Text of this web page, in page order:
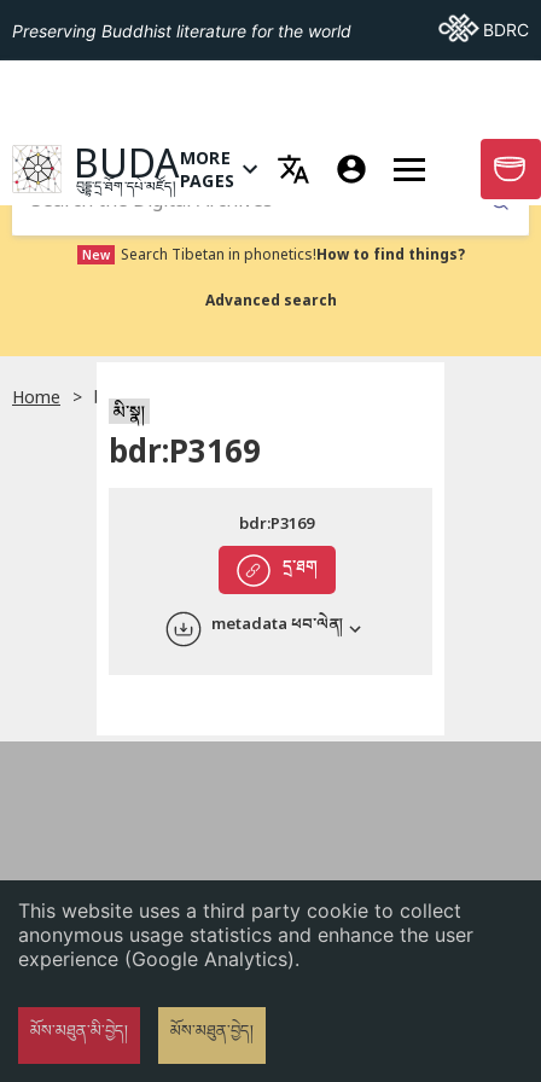
This website uses a third party cookie to collect
anonymous usage statistics and enhance the user
experience (Google Analytics).
མོས་མཐུན་མི་བྱེད། མོས་མཐུན་བྱེད།
English
Preserving Buddhist literature for the world Go ToBDRC
GO TO HOMEPAGE
BUDA
བུདྡྷ་དྲ་ཐོག་དཔེ་མཛོད།
OPEN MENU OF MORE PAGES
MORE
PAGES
GO
Submit
New Search Tibetan in phonetics!How to find things?
Advanced search
Home bdr:P3169
མི་སྣ།
bdr:P3169
དྲ་ཐག
bdr:P3169
metadata ཕབ་ལེན།